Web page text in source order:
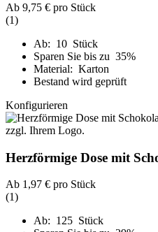
Ab 9,75 € pro Stück
(1)
Ab: 10 Stück
Sparen Sie bis zu 35%
Material: Karton
Bestand wird geprüft
Konfigurieren
Herzförmige Dose mit
Ab 1,97 € pro Stück
(1)
Ab: 125 Stück